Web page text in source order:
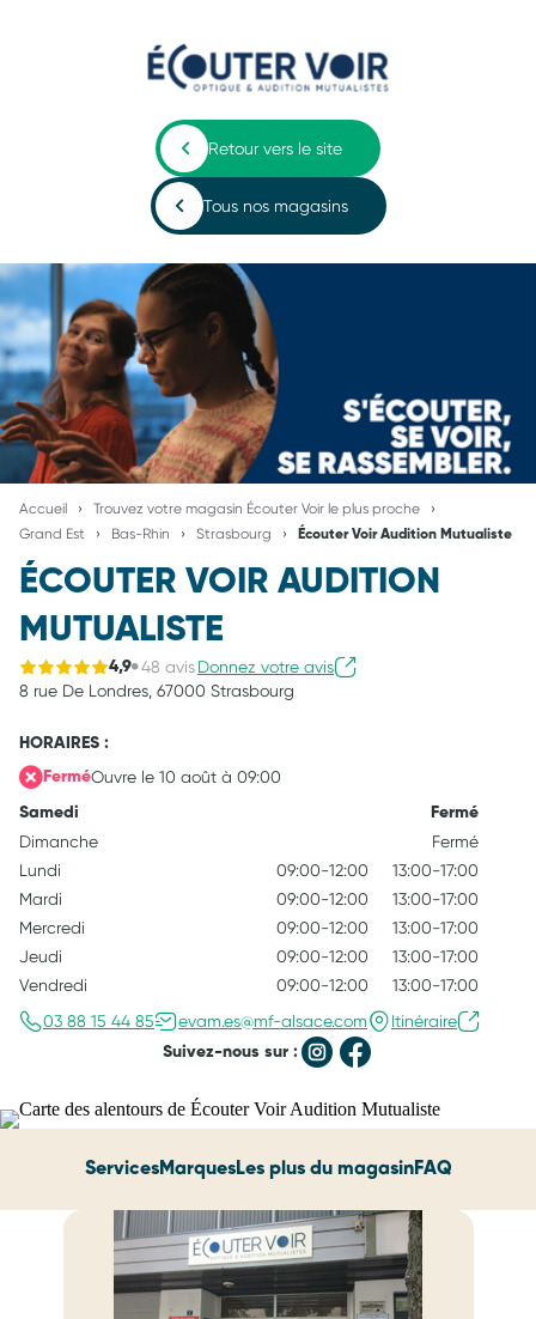
Retour vers le site
Tous nos magasins
Accueil
Trouvez votre magasin Écouter Voir le plus proche
Grand Est
Bas-Rhin Strasbourg Écouter Voir Audition Mutualiste
ÉCOUTER VOIR AUDITION
MUTUALISTE
4,9 48 avisDonnez votre avis
8 rue De Londres, 67000 Strasbourg
HORAIRES :
FerméOuvre le 10 août à 09:00
Samedi Fermé
Dimanche
Fermé
Lundi
09:00-12:00
13:00-17:00
Mardi
09:00-12:00
13:00-17:00
Mercredi
09:00-12:00
13:00-17:00
Jeudi
09:00-12:00
13:00-17:00
Vendredi
09:00-12:00
13:00-17:00
03 88 15 44 85
evam.es@mf-alsace.com Itinéraire
Suivez-nous sur :
ServicesMarquesLes plus du magasinFAQ